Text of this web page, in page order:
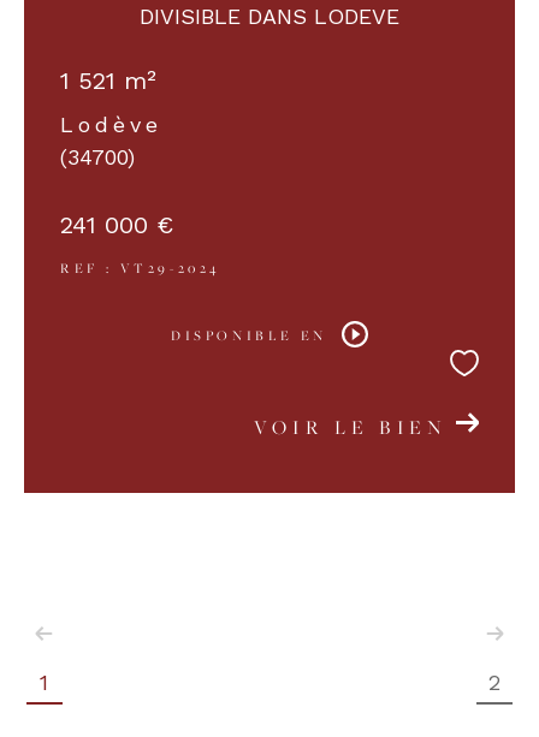
DIVISIBLE DANS LODEVE
1 521 m²
Lodève
(34700)
241 000 €
REF : VT29-2024
DISPONIBLE EN
VOIR LE BIEN
1 2